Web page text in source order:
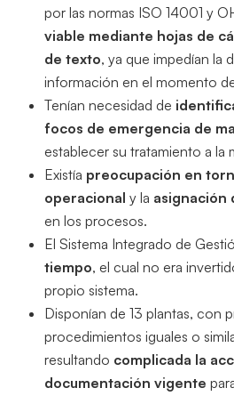
por las normas ISO 14001 y
viable mediante hojas de
de texto, ya que impedían la
información en el momento
Tenían necesidad de
focos de emergencia de
establecer su tratamiento a la
Existía preocupación en
operacional y la asignación
en los procesos.
El Sistema Integrado de
tiempo, el cual no era
propio sistema.
Disponían de 13 plantas, con
procedimientos iguales o
resultando complicada la
documentación vigente